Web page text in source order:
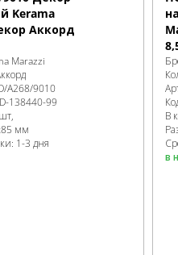
Kerama
Аккорд
Marazzi
A268/9010
138440-99
мм
1-3 дня
В
в